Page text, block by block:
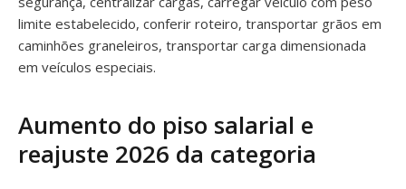
limite estabelecido, conferir roteiro, transportar grãos em
caminhões graneleiros, transportar carga dimensionada
em veículos especiais.
Aumento do piso salarial e
reajuste 2026 da categoria